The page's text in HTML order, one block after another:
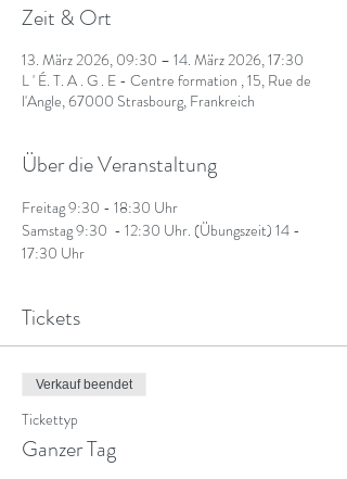
Zeit & Ort
13. März 2026, 09:30 – 14. März 2026, 17:30
L ' É. T. A . G . E - Centre formation , 15, Rue de
l'Angle, 67000 Strasbourg, Frankreich
Über die Veranstaltung
Freitag 9:30 - 18:30 Uhr
Samstag 9:30  - 12:30 Uhr. (Übungszeit) 14 -
17:30 Uhr
Tickets
Verkauf beendet
Tickettyp
Ganzer Tag